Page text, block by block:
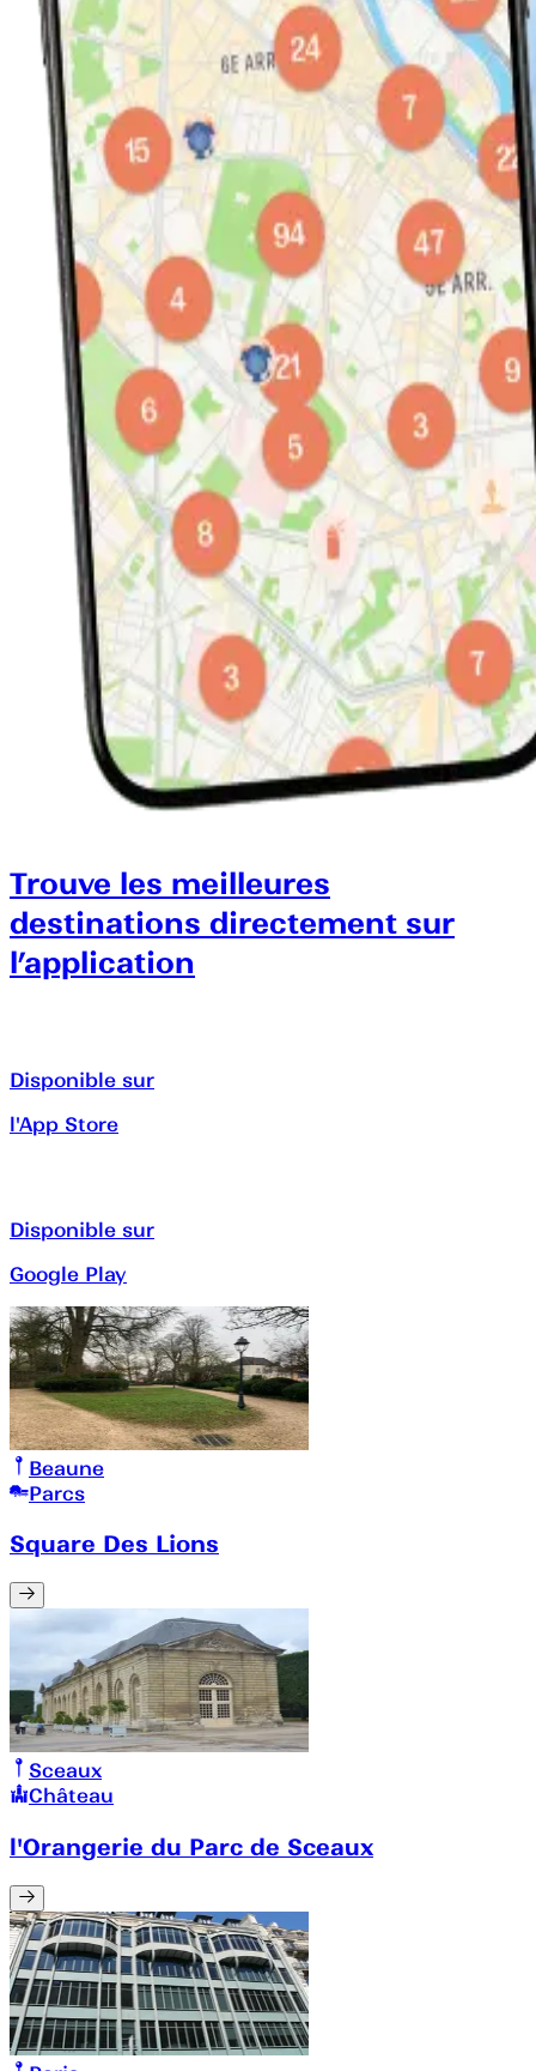
Trouve les meilleures
destinations directement sur
l’application
Disponible sur
l'App Store
Disponible sur
Google Play
Beaune
Parcs
Square Des Lions
Sceaux
Château
l'Orangerie du Parc de Sceaux